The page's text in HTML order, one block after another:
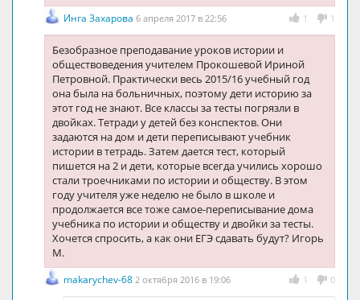
1 1
Инга Захарова 6 апреля 2017 в 22:56
Безобразное преподавание уроков истории и
обществоведения учителем Прокошевой Ириной
Петровной. Практически весь 2015/16 учебный год
она была на больничных, поэтому дети историю за
этот год не знают. Все классы за тесты погрязли в
двойках. Тетради у детей без конспектов. Они
задаются на дом и дети переписывают учебник
истории в тетрадь. Затем дается тест, который
пишется на 2 и дети, которые всегда учились хорошо
стали троечниками по истории и обществу. В этом
году учителя уже неделю не было в школе и
продолжается все тоже самое-переписывание дома
учебника по истории и обществу и двойки за тесты.
Хочется спросить, а как они ЕГЭ сдавать будут? Игорь
М.
1 0
makarychev-68 2 октября 2016 в 19:06